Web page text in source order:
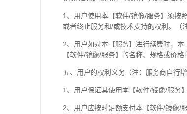
1、用户使用本【软件/镜像/服务】须按
或者终止服务和/或技术支持的权利。（
2、用户如对本【服务】进行续费时，
【软件/镜像/服务】的名称、规格或价
五、用户的权利义务（注：服务商自行增
1、用户保证其使用本【软件/镜像/服务
2、用户应按时足额支付本【软件/镜像/